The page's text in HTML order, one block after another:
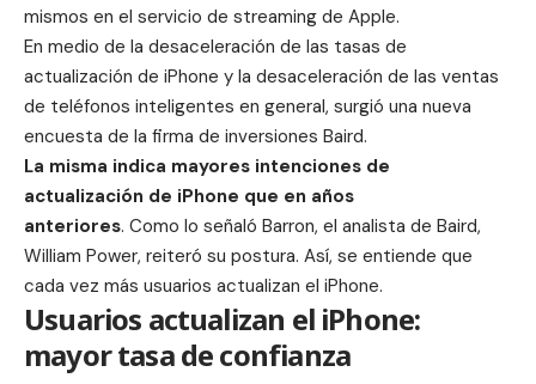
mismos en el servicio de streaming de Apple.
En medio de la desaceleración de las tasas de
actualización de iPhone y la desaceleración de las ventas
de teléfonos inteligentes en general, surgió una nueva
encuesta de la firma de inversiones Baird.
La misma indica mayores intenciones de
actualización de iPhone que en años
anteriores. Como lo señaló Barron, el analista de Baird,
William Power, reiteró su postura. Así, se entiende que
cada vez más usuarios actualizan el iPhone.
Usuarios actualizan el iPhone:
mayor tasa de confianza